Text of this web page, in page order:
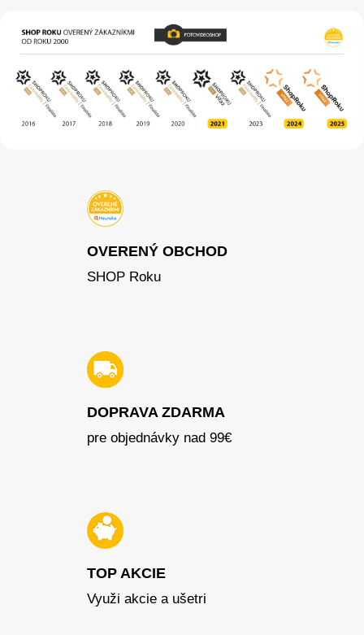
OVERENÝ OBCHOD
SHOP Roku
DOPRAVA ZDARMA
pre objednávky nad 99€
TOP AKCIE
Využi akcie a ušetri